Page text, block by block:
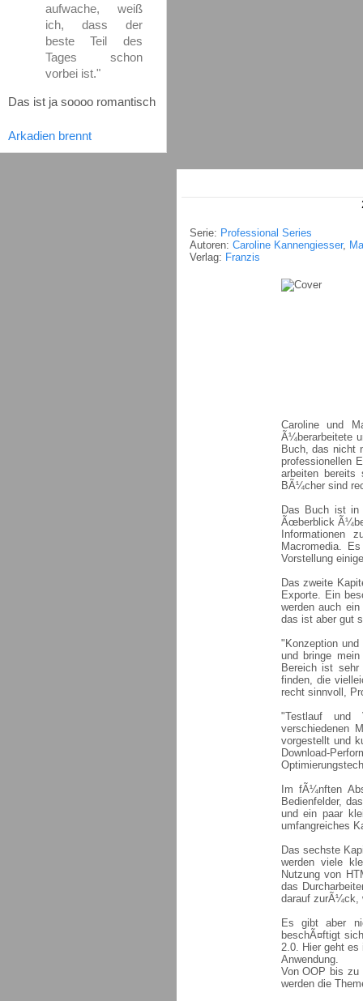
aufwache, weiß
ich, dass der
beste Teil des
Tages schon
vorbei ist."
Das ist ja soooo romantisch
Arkadien brennt
Serie: Professional Series
Autoren: Caroline Kannengiesser,
Verlag: Franzis
Caroline und
Ã¼berarbeitete
Buch, das nicht
professionellen
arbeiten bereits
BÃ¼cher sind
Das Buch ist in
Ãœberblick
Informationen
Macromedia.
Vorstellung
Das zweite
Exporte. Ein
werden auch
das ist aber gut
"Konzeption
und bringe
Bereich ist
finden, die
recht sinnvoll,
"Testlauf und
verschiedenen
vorgestellt und
Download-
Im fÃ¼nften
Bedienfelder,
und ein paar
umfangreiches
Das sechste
werden viele
Nutzung von
das
darauf zurÃ¼ck,
Es gibt aber
beschÃ¤ftigt
2.0. Hier geht es
Anwendung.
Von OOP bis zu
werden die